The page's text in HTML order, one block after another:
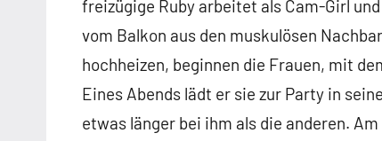
freizügige Ruby arbeitet als Cam-Girl
vom Balkon aus den muskulösen
hochheizen, beginnen die Frauen, mit
Eines Abends lädt er sie zur Party in
etwas länger bei ihm als die anderen.